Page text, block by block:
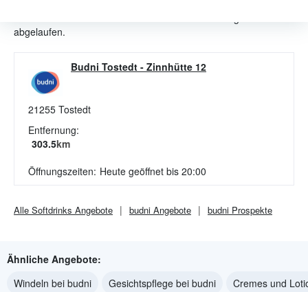
abgelaufen.
Budni Tostedt - Zinnhütte 12
21255 Tostedt
Entfernung:
303.5km
Öffnungszeiten: Heute geöffnet bis 20:00
Alle Softdrinks Angebote budni Angebote budni Prospekte
Ähnliche Angebote:
Windeln bei budni
Gesichtspflege bei budni Cremes und